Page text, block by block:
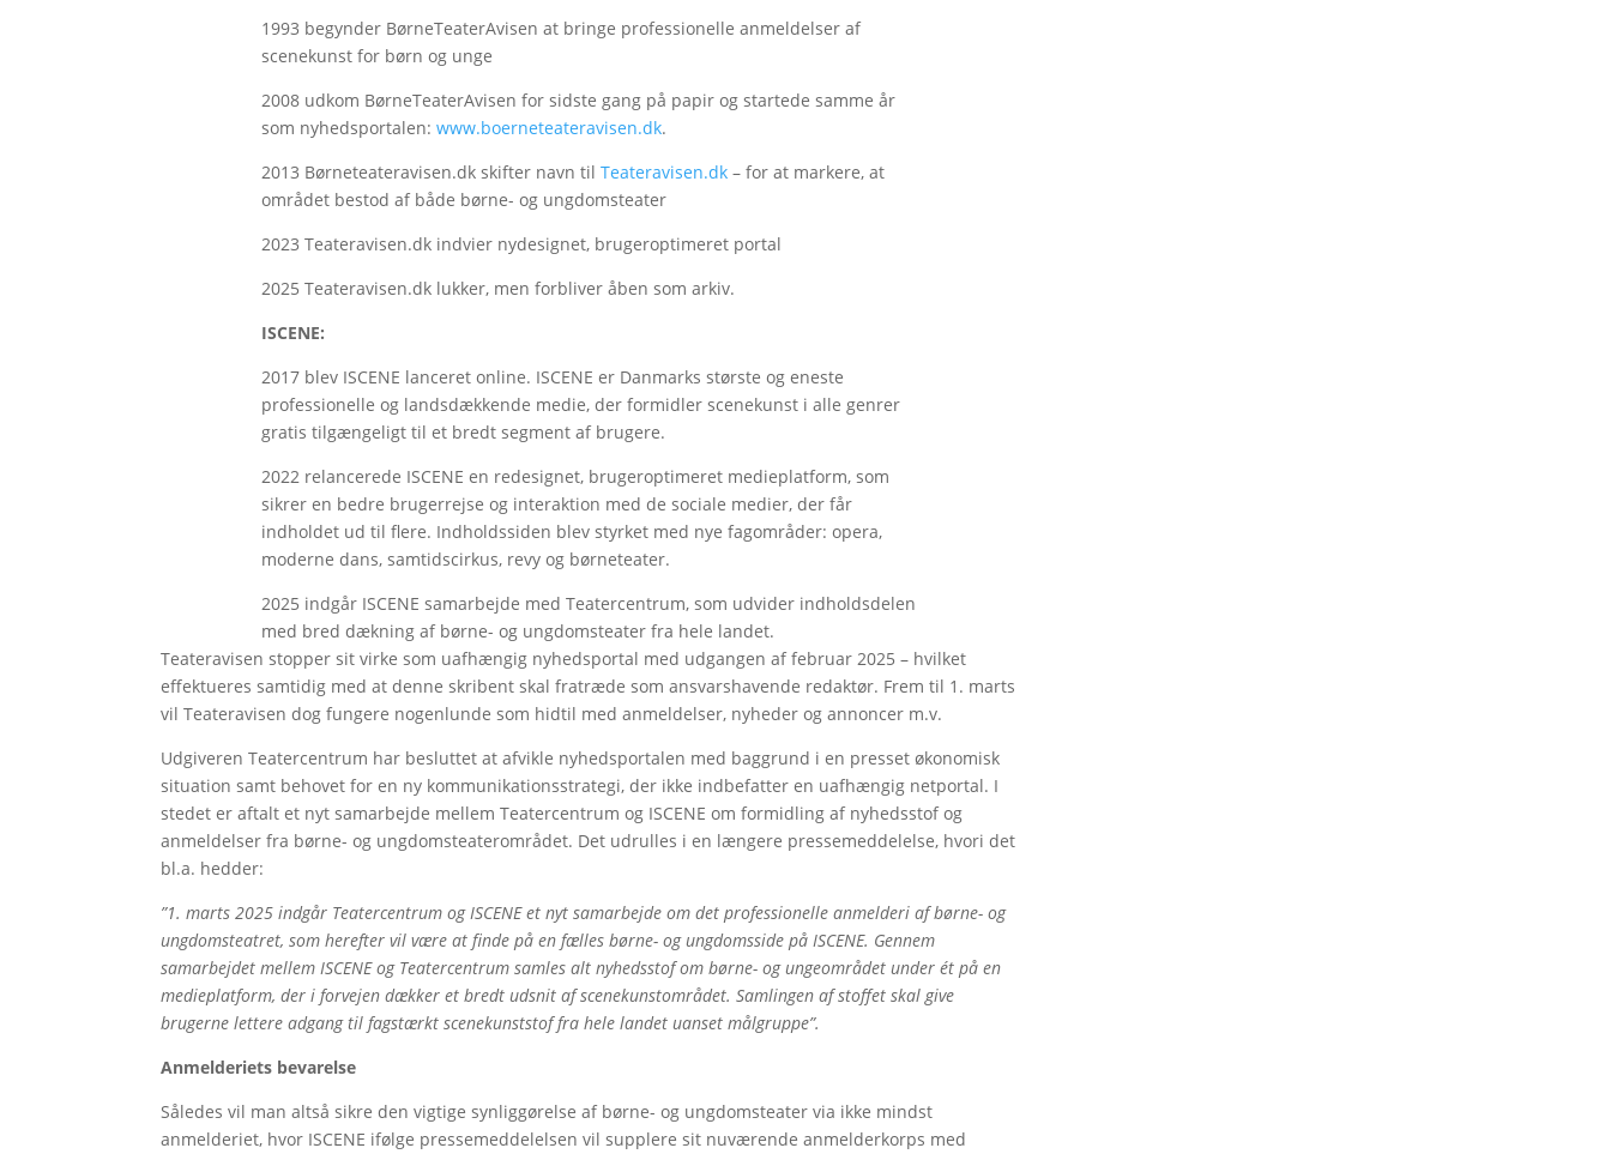
1993 begynder BørneTeaterAvisen at bringe professionelle anmeldelser af
scenekunst for børn og unge
2008 udkom BørneTeaterAvisen for sidste gang på papir og startede samme år
som nyhedsportalen: www.boerneteateravisen.dk.
2013 Børneteateravisen.dk skifter navn til Teateravisen.dk– for at markere, at
området bestod af både børne- og ungdomsteater
2023 Teateravisen.dk indvier nydesignet, brugeroptimeret portal
2025 Teateravisen.dk lukker, men forbliver åben som arkiv.
ISCENE:
2017 blev ISCENE lanceret online. ISCENE er Danmarks største og eneste
professionelle og landsdækkende medie, der formidler scenekunst i alle genrer
gratis tilgængeligt til et bredt segment af brugere.
2022 relancerede ISCENE en redesignet, brugeroptimeret medieplatform, som
sikrer en bedre brugerrejse og interaktion med de sociale medier, der får
indholdet ud til flere. Indholdssiden blev styrket med nye fagområder: opera,
moderne dans, samtidscirkus, revy og børneteater.
2025 indgår ISCENE samarbejde med Teatercentrum, som udvider indholdsdelen
med bred dækning af børne- og ungdomsteater fra hele landet.
Teateravisen stopper sit virke som uafhængig nyhedsportal med udgangen af februar 2025 – hvilket
effektueres samtidig med at denne skribent skal fratræde som ansvarshavende redaktør. Frem til 1. marts
vil Teateravisen dog fungere nogenlunde som hidtil med anmeldelser, nyheder og annoncer m.v.
Udgiveren Teatercentrum har besluttet at afvikle nyhedsportalen med baggrund i en presset økonomisk
situation samt behovet for en ny kommunikationsstrategi, der ikke indbefatter en uafhængig netportal. I
stedet er aftalt et nyt samarbejde mellem Teatercentrum og ISCENE om formidling af nyhedsstof og
anmeldelser fra børne- og ungdomsteaterområdet. Det udrulles i en længere pressemeddelelse, hvori det
bl.a. hedder:
”1. marts 2025 indgår Teatercentrum og ISCENE et nyt samarbejde om det professionelle anmelderi af børne- og
ungdomsteatret, som herefter vil være at finde på en fælles børne- og ungdomsside på ISCENE. Gennem
samarbejdet mellem ISCENE og Teatercentrum samles alt nyhedsstof om børne- og ungeområdet under ét på en
medieplatform, der i forvejen dækker et bredt udsnit af scenekunstområdet. Samlingen af stoffet skal give
brugerne lettere adgang til fagstærkt scenekunststof fra hele landet uanset målgruppe”.
Anmelderiets bevarelse
Således vil man altså sikre den vigtige synliggørelse af børne- og ungdomsteater via ikke mindst
anmelderiet, hvor ISCENE ifølge pressemeddelelsen vil supplere sit nuværende anmelderkorps med